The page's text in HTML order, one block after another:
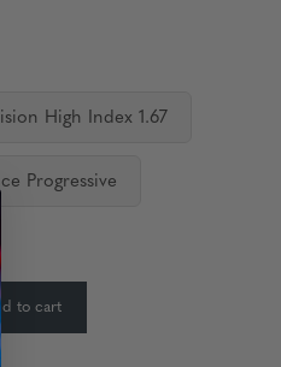
High Index 1.67
Progressive
to cart